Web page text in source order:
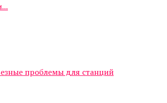
проблемы для станций